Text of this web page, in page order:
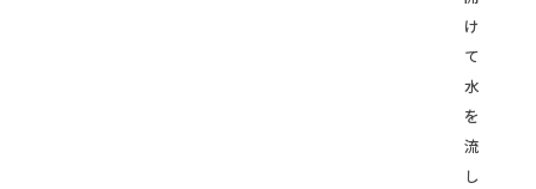
け
て
水
を
流
し